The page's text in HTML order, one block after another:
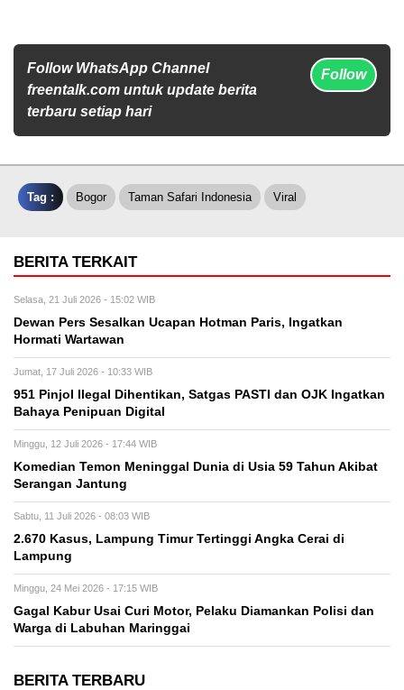
Follow WhatsApp Channel
freentalk.com untuk update berita
terbaru setiap hari
Follow
Tag : Bogor Taman Safari Indonesia Viral
BERITA TERKAIT
Selasa, 21 Juli 2026 - 15:02 WIB
Dewan Pers Sesalkan Ucapan Hotman Paris, Ingatkan
Hormati Wartawan
Jumat, 17 Juli 2026 - 10:33 WIB
951 Pinjol Ilegal Dihentikan, Satgas PASTI dan OJK Ingatkan
Bahaya Penipuan Digital
Minggu, 12 Juli 2026 - 17:44 WIB
Komedian Temon Meninggal Dunia di Usia 59 Tahun Akibat
Serangan Jantung
Sabtu, 11 Juli 2026 - 08:03 WIB
2.670 Kasus, Lampung Timur Tertinggi Angka Cerai di
Lampung
Minggu, 24 Mei 2026 - 17:15 WIB
Gagal Kabur Usai Curi Motor, Pelaku Diamankan Polisi dan
Warga di Labuhan Maringgai
BERITA TERBARU